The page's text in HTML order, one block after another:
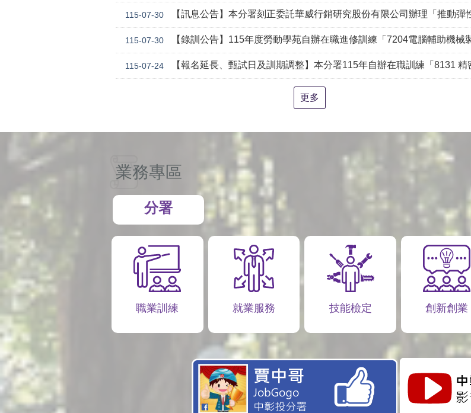
115-07-30 【訊息公告】本分署刻正委託華威行銷研究股份有限公司辦理「推動彈性工作對促進中高齡就業及職場適應之探討」問
115-07-30 【錄訓公告】115年度勞動學苑自辦在職進修訓練「7204電腦輔助機械製圖進階班(SolidWorks)」、「7205 手機拍片短影音行銷班」甄試錄取名單公告(詳
115-07-24 【報名延長、甄試日及訓期調整】本分署115年自辦在職訓練「8131 精密量測進階_三次元掃描量測CAD輔助編程&影像量測儀結合接觸式測頭實務班」延長招生、調整甄試日期及訓練
更多
業務專區
分署
職業訓練 就業服務 技能檢定 創新創業